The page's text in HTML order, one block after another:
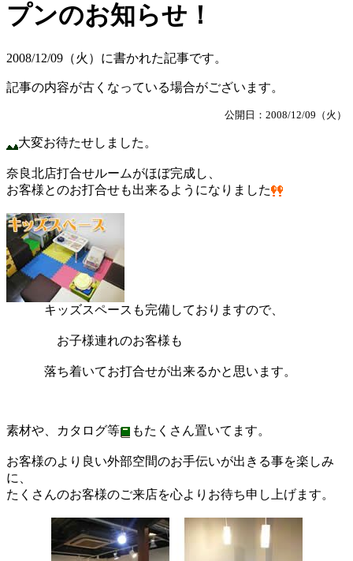
プンのお知らせ！
2008/12/09（火）に書かれた記事です。
記事の内容が古くなっている場合がございます。
公開日：2008/12/09（火）
大変お待たせしました。
奈良北店打合せルームがほぼ完成し、
お客様とのお打合せも出来るようになりました
キッズスペースも完備しておりますので、
お子様連れのお客様も
落ち着いてお打合せが出来るかと思います。
素材や、カタログ等 もたくさん置いてます。
お客様のより良い外部空間のお手伝いが出きる事を楽しみ
に、
たくさんのお客様のご来店を心よりお待ち申し上げます。